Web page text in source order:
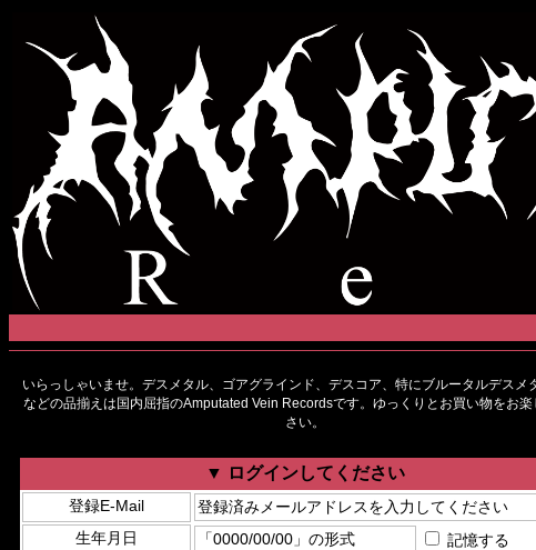
いらっしゃいませ。デスメタル、ゴアグラインド、デスコア、特にブルータルデスメ
などの品揃えは国内屈指のAmputated Vein Recordsです。ゆっくりとお買い物をお楽
さい。
▼ ログインしてください
登録E-Mail
生年月日
記憶する